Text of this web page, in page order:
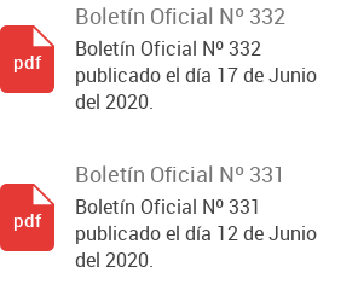
Boletín Oficial Nº 332
Boletín Oficial Nº 332
publicado el día 17 de Junio
del 2020.
pdf
Boletín Oficial Nº 331
Boletín Oficial Nº 331
publicado el día 12 de Junio
del 2020.
pdf